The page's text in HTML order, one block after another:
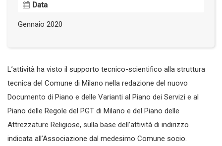
Data
Gennaio 2020
L’attività ha visto il supporto tecnico-scientifico alla struttura
tecnica del Comune di Milano nella redazione del nuovo
Documento di Piano e delle Varianti al Piano dei Servizi e al
Piano delle Regole del PGT di Milano e del Piano delle
Attrezzature Religiose, sulla base dell’attività di indirizzo
indicata all’Associazione dal medesimo Comune socio.